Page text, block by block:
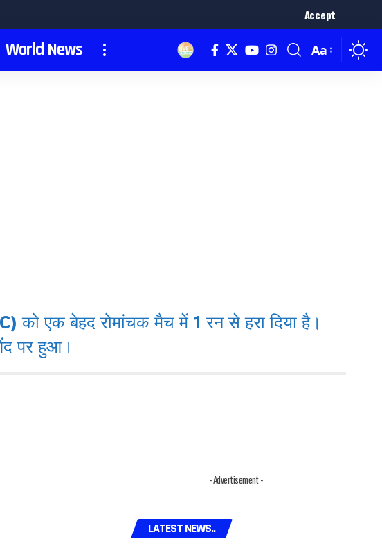
Accept
World News Aa
एक बेहद रोमांचक मैच में 1 रन से हरा दिया है।
पर हुआ।
- Advertisement -
LATEST NEWS..